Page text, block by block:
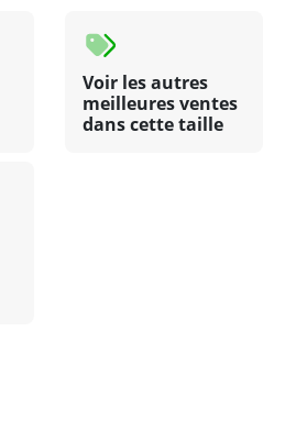
Voir les autres
meilleures ventes
dans cette taille